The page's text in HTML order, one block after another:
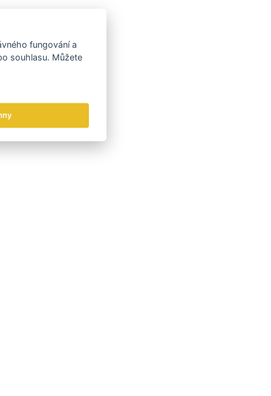
fungování a
souhlasu. Můžete